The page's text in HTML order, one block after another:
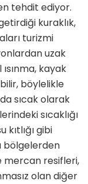
tehdit ediyor.
ku­raklık,
turizmi
uzak
kayak
böylelikle
sı­cak olarak
sıcaklığı
kıtlığı gibi
bölgelerden
mercan resifleri,
olan diğer